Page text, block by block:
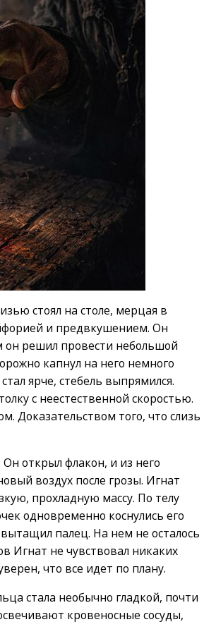
стоял на столе, мерцая в
и предвкушением. Он
он решил провести небольшой
капнул на него немного
ярче, стебель выпрямился.
с неестественной скоростью.
Доказательством того, что слизь
открыл флакон, и из него
воздух после грозы. Игнат
прохладную массу. По телу
одновременно коснулись его
палец. На нем не осталось
Игнат не чувствовал никаких
что все идет по плану.
стала необычно гладкой, почти
кровеносные сосуды,